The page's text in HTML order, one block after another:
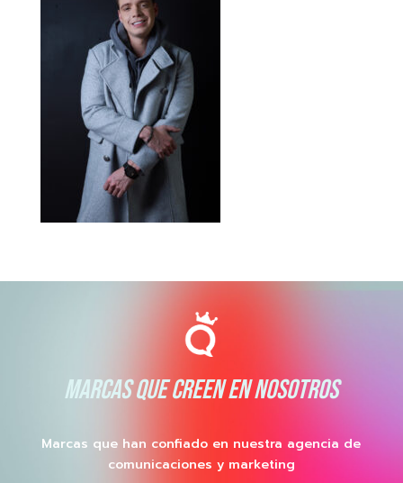
MARCAS QUE CREEN EN NOSOTROS
Marcas que han confiado en nuestra agencia de
comunicaciones y marketing